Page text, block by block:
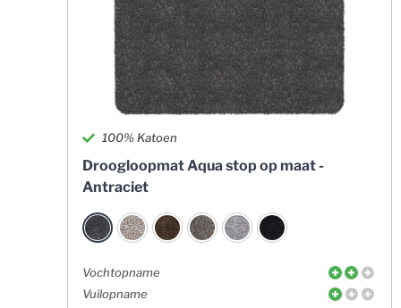
100% Katoen
Droogloopmat Aqua stop op maat -
Antraciet
Vochtopname
Vuilopname